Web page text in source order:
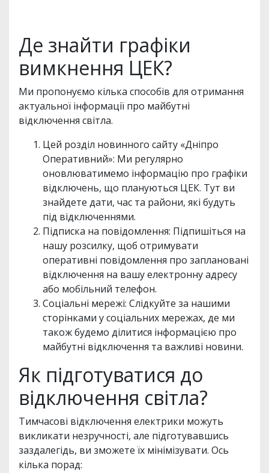
Де знайти графіки
вимкнення ЦЕК?
Ми пропонуємо кілька способів для отримання
актуальної інформації про майбутні
відключення світла.
Цей розділ новинного сайту «Дніпро
Оперативний»: Ми регулярно
оновлюватимемо інформацію про графіки
відключень, що плануються ЦЕК. Тут ви
знайдете дати, час та райони, які будуть
під відключеннями.
Підписка на повідомлення: Підпишіться на
нашу розсилку, щоб отримувати
оперативні повідомлення про заплановані
відключення на вашу електронну адресу
або мобільний телефон.
Соціальні мережі: Слідкуйте за нашими
сторінками у соціальних мережах, де ми
також будемо ділитися інформацією про
майбутні відключення та важливі новини.
Як підготуватися до
відключення світла?
Тимчасові відключення електрики можуть
викликати незручності, але підготувавшись
заздалегідь, ви зможете їх мінімізувати. Ось
кілька порад: